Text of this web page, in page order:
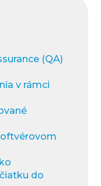
(QA)
v rámci
do